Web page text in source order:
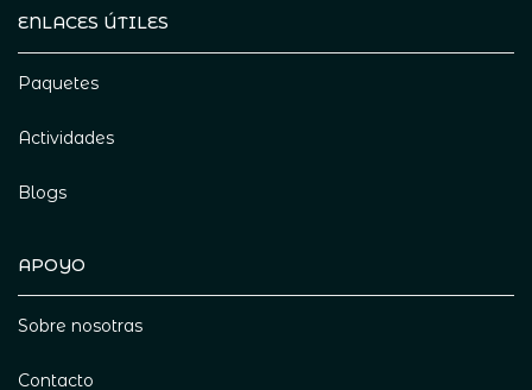
ENLACES ÚTILES
Paquetes
Actividades
Blogs
APOYO
Sobre nosotras
Contacto